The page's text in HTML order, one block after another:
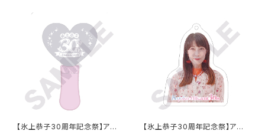
【氷上恭子30周年記念祭】アク
【氷上恭子30周年記念祭】アク